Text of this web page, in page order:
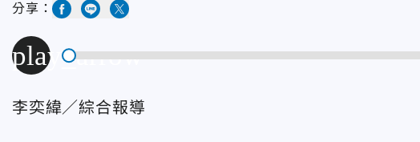
分享：
play_arrow
李奕緯／綜合報導